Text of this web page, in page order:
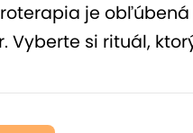
je
Vyberte si rituál,